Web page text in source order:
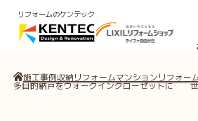
リフォームのケンテック
施工事例収納リフォームマンションリフォー
多目的納戸をウォークインクローゼットに